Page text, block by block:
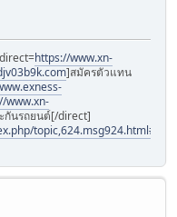
https://www.xn-
]สมัครตัวแทน
www.xn-
กันรถยนต์[/direct]